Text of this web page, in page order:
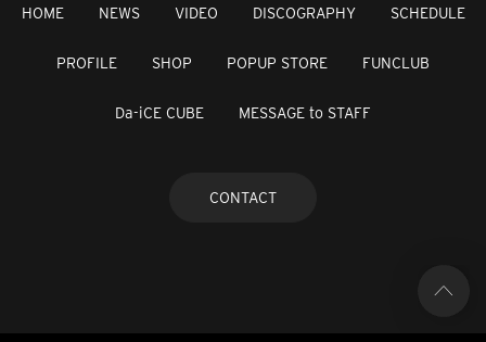
HOME NEWS VIDEO DISCOGRAPHY SCHEDULE
PROFILE SHOP POPUP STORE FUNCLUB
Da-iCE CUBE MESSAGE to STAFF
CONTACT